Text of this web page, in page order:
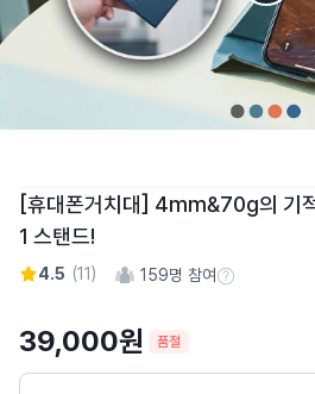
토
어
스
토
상
[휴대폰거치대] 4mm&70g의 기
1 스탠드!
4.5 (11) 159명 참여참여 수 정보
39,000원 품절